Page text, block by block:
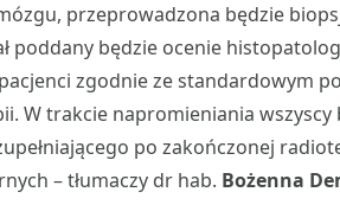
przeprowadzona będzie
poddany będzie ocenie
zgodnie ze standardowym
W trakcie napromieniania wszyscy
po zakończonej
– tłumaczy dr hab. Bożenna